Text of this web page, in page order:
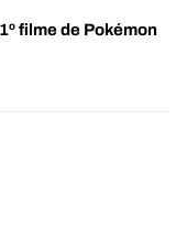
filme de Pokémon